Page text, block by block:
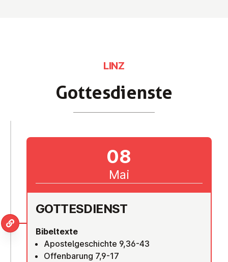
Got­tes­diens­te
LINZ
GOT­TES­DIENST
Bibeltexte
Apostelgeschichte 9,36-43
Offenbarung 7,9-17
08
Mai